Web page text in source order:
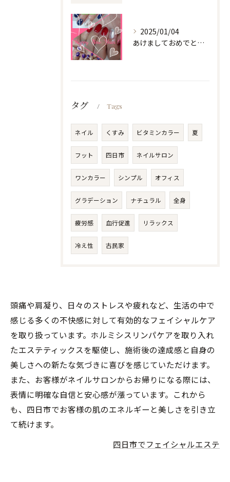
2025/01/04
あけましておめでとうございます
タグ Tags
ネイル くすみ ビタミンカラー 夏
フット 四日市 ネイルサロン
ワンカラー シンプル オフィス
グラデーション ナチュラル 全身
疲労感 血行促進 リラックス
冷え性 古民家
頭痛や肩凝り、日々のストレスや疲れなど、生活の中で
感じる多くの不快感に対して有効的なフェイシャルケア
を取り扱っています。ホルミシスリンパケアを取り入れ
たエステティックスを駆使し、施術後の達成感と自身の
美しさへの新たな気づきに喜びを感じていただけます。
また、お客様がネイルサロンからお帰りになる際には、
表情に明確な自信と安心感が漲っています。これから
も、四日市でお客様の肌のエネルギーと美しさを引き立
て続けます。
四日市でフェイシャルエステ